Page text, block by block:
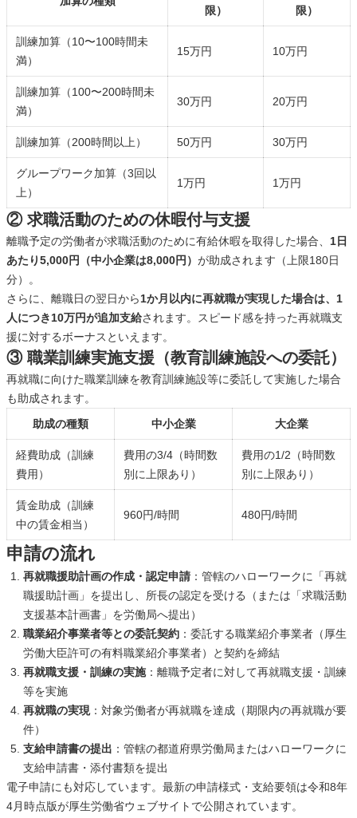
限） 限）
訓練加算（10〜100時間未
満）
15万円 10万円
訓練加算（100〜200時間未
満）
30万円 20万円
訓練加算（200時間以上） 50万円 30万円
グループワーク加算（3回以
上）
1万円 1万円
② 求職活動のための休暇付与支援
離職予定の労働者が求職活動のために有給休暇を取得した場合、 1日
あたり5,000円（中小企業は8,000円） が助成されます（上限180日
分）。
さらに、離職日の翌日から1か月以内に再就職が実現した場合は、1
人につき10万円が追加支給されます。スピード感を持った再就職支
援に対するボーナスといえます。
③ 職業訓練実施支援（教育訓練施設への委託）
再就職に向けた職業訓練を教育訓練施設等に委託して実施した場合
も助成されます。
助成の種類
中小企業 大企業
経費助成（訓練
費用）
費用の3/4（時間数
別に上限あり）
費用の1/2（時間数
別に上限あり）
賃金助成（訓練
中の賃金相当）
960円/時間 480円/時間
申請の流れ
再就職援助計画の作成・認定申請 ：管轄のハローワークに「再就
職援助計画」を提出し、所長の認定を受ける（または「求職活動
支援基本計画書」を労働局へ提出）
職業紹介事業者等との委託契約 ：委託する職業紹介事業者（厚生
労働大臣許可の有料職業紹介事業者）と契約を締結
再就職支援・訓練の実施：離職予定者に対して再就職支援・訓練
等を実施
再就職の実現：対象労働者が再就職を達成（期限内の再就職が要
件）
支給申請書の提出 ：管轄の都道府県労働局またはハローワークに
支給申請書・添付書類を提出
電子申請にも対応しています。最新の申請様式・支給要領は令和8年
4月時点版が厚生労働省ウェブサイトで公開されています。